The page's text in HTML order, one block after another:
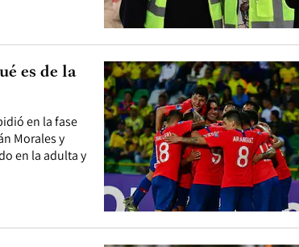
en la fase
Morales y
en la adulta y
es de la